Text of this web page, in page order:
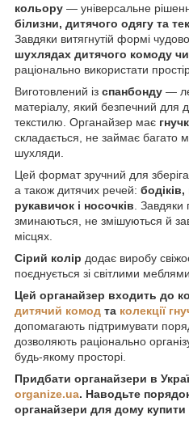
кольору — універсальне
білизни, дитячого одягу та
Завдяки витягнутій формі
шухлядах дитячого комоду
раціонально використати
Виготовлений із спанбонду —
матеріалу, який безпечний для
текстилю. Органайзер має
складається, не займає багато
шухляди.
Цей формат зручний для
а також дитячих речей:
рукавичок і носочків .
зминаються, не змішуються й
місцях.
Сірий колір додає виробу
поєднується зі світлими
Цей органайзер входить до
дитячий комод та колекції
допомагають підтримувати
дозволяють раціонально
будь-якому просторі.
Придбати органайзери в
organize.ua. Наводьте
органайзери для дому купити